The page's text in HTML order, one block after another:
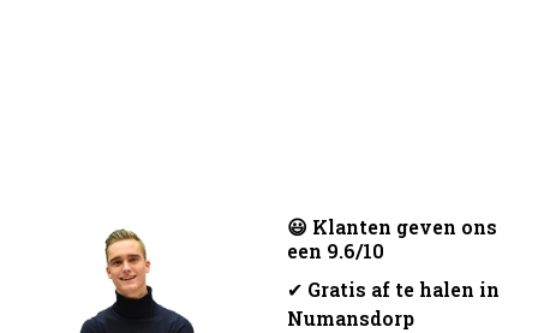
😃 Klanten geven ons
een 9.6/10
✔ Gratis af te halen in
Numansdorp